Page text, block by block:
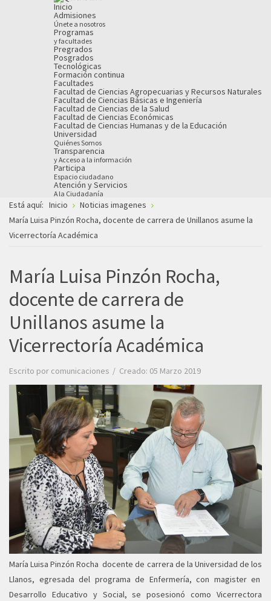
Inicio
Admisiones
Únete a nosotros
Programas
y facultades
Pregrados
Posgrados
Tecnológicas
Formación continua
Facultades
Facultad de Ciencias Agropecuarias y Recursos Naturales
Facultad de Ciencias Básicas e Ingeniería
Facultad de Ciencias de la Salud
Facultad de Ciencias Económicas
Facultad de Ciencias Humanas y de la Educación
Universidad
Quiénes Somos
Transparencia
y Acceso a la información
Participa
Espacio ciudadano
Atención y Servicios
A la Ciudadanía
Está aquí: Inicio
Noticias imagenes
María Luisa Pinzón Rocha, docente de carrera de Unillanos asume la
Vicerrectoría Académica
María Luisa Pinzón Rocha,
docente de carrera de
Unillanos asume la
Vicerrectoría Académica
Escrito por comunicaciones Creado: 05 Marzo 2019
María Luisa Pinzón Rocha docente de carrera de la Universidad de los
Llanos, egresada del programa de Enfermería, con magister en
Desarrollo Educativo y Social, se posesionó como Vicerrectora